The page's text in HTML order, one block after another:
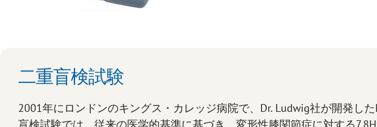
二重盲検試験
2001年にロンドンのキングス・カレッジ病院で、Dr. Ludwig社が開発し